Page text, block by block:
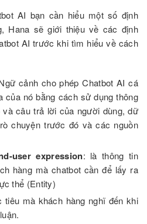
AI bạn cần hiểu một số định
Hana sẽ giới thiệu về các định
AI trước khi tìm hiểu về cách
cảnh cho phép Chatbot AI cá
của nó bằng cách sử dụng thông
câu trả lời của người dùng, dữ
chuyện trước đó và các nguồn
user expression: là thông tin
hàng mà chatbot cần để lấy ra
thể (Entity)
tiêu mà khách hàng nghĩ đến khi